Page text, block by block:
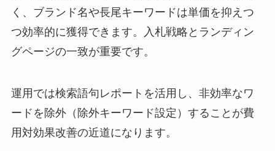
く、ブランド名や長尾キーワードは単価を抑えつ
つ効率的に獲得できます。入札戦略とランディン
グページの一致が重要です。
運用では検索語句レポートを活用し、非効率なワ
ードを除外（除外キーワード設定）することが費
用対効果改善の近道になります。